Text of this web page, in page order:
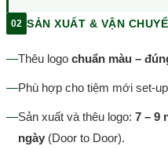
02 SẢN XUẤT & VẬN
—Thêu logo chuẩn màu –
—Phù hợp cho tiệm mới set-
—Sản xuất và thêu logo: 7 – 9
ngày (Door to Door).